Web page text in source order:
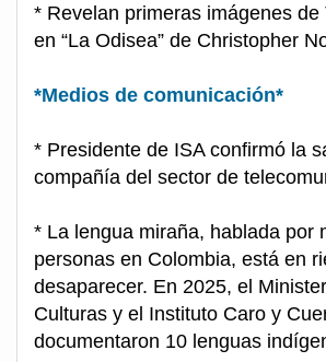
* Revelan primeras imágenes de
en “La Odisea” de Christopher
*Medios de comunicación*
* Presidente de ISA confirmó la
compañía del sector de
* La lengua miraña, hablada por
personas en Colombia, está en
desaparecer. En 2025, el
Culturas y el Instituto Caro y
documentaron 10 lenguas